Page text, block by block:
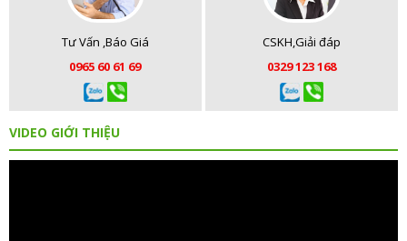
Tư Vấn ,Báo Giá
0965 60 61 69
CSKH,Giải đáp
0329 123 168
VIDEO GIỚI THIỆU